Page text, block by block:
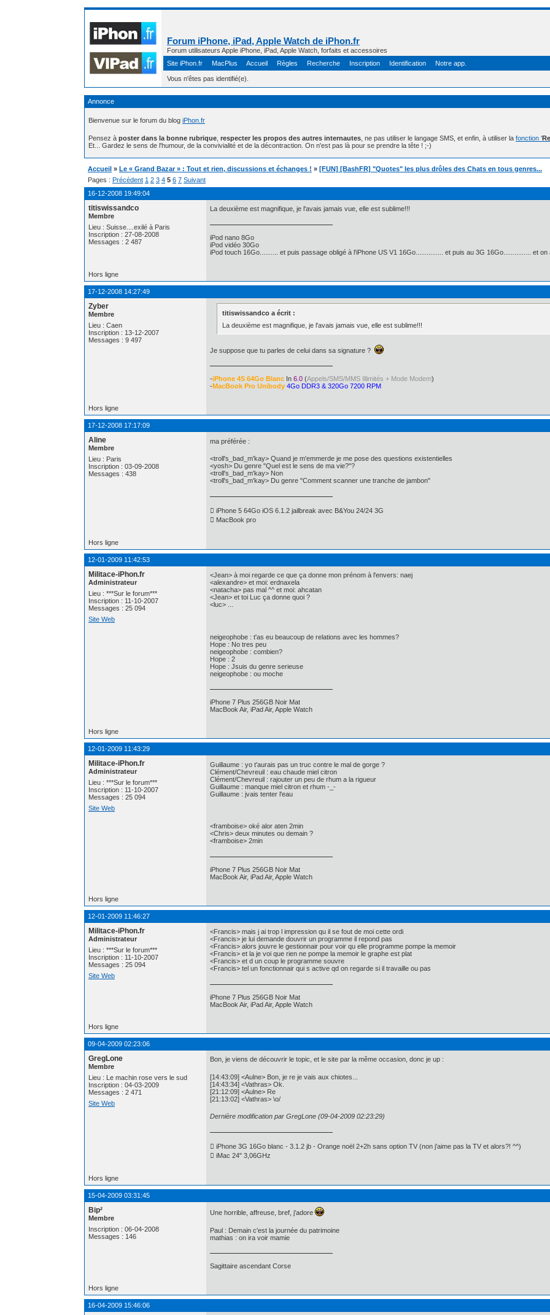
Forum iPhone, iPad, Apple Watch de iPhon.fr
Forum utilisateurs Apple iPhone, iPad, Apple Watch, forfaits et accessoires
Site iPhon.fr
MacPlus Accueil Règles Recherche Inscription Identification Notre app.
Vous n'êtes pas identifié(e).
Annonce
Bienvenue sur le forum du blog iPhon.fr
Pensez à poster dans la bonne rubrique respecter les propos des autres internautes , ne pas utiliser le langage SMS, et enfin, à utiliser la fonction '
Et... Gardez le sens de l'humour, de la convivialité et de la décontraction. On n'est pas là pour se prendre la tête ! ;-)
Accueil » Le « Grand Bazar » : Tout et rien, discussions et échanges ! » [FUN] [BashFR] "Quotes" les plus drôles des Chats en tous genres...
Pages : Précédent 1 2 3 4 5 6 7 Suivant
16-12-2008 19:49:04
titiswissandco
Membre
Lieu : Suisse....exilé à Paris
Inscription : 27-08-2008
Messages : 2 487
La deuxième est magnifique, je l'avais jamais vue, elle est sublime!!!
iPod nano 8Go
iPod vidéo 30Go
iPod touch 16Go.......... et puis passage obligé à l'iPhone US V1 16Go............... et puis au 3G 16Go............... et on
Hors ligne
17-12-2008 14:27:49
Zyber
Membre
Lieu : Caen
Inscription : 13-12-2007
Messages : 9 497
titiswissandco a écrit :
La deuxième est magnifique, je l'avais jamais vue, elle est sublime!!!
Je suppose que tu parles de celui dans sa signature ?
-iPhone 4S 64Go Blanc In 6.0 (Appels/SMS/MMS Illimités + Mode Modem)
-MacBook Pro Unibody 4Go DDR3 & 320Go 7200 RPM
Hors ligne
17-12-2008 17:17:09
Aline
Membre
Lieu : Paris
Inscription : 03-09-2008
Messages : 438
ma préférée :
<troll's_bad_m'kay> Quand je m'emmerde je me pose des questions existentielles
<yosh> Du genre "Quel est le sens de ma vie?"?
<troll's_bad_m'kay> Non
<troll's_bad_m'kay> Du genre "Comment scanner une tranche de jambon"
 iPhone 5 64Go iOS 6.1.2 jailbreak avec B&You 24/24 3G
 MacBook pro
Hors ligne
12-01-2009 11:42:53
Militace-iPhon.fr
Administrateur
Lieu : ***Sur le forum***
Inscription : 11-10-2007
Messages : 25 094
Site Web
<Jean> à moi regarde ce que ça donne mon prénom à l'envers: naej
<alexandre> et moi: erdnaxela
<natacha> pas mal ^^ et moi: ahcatan
<Jean> et toi Luc ça donne quoi ?
<luc> ...
neigeophobe : t'as eu beaucoup de relations avec les hommes?
Hope : No tres peu
neigeophobe : combien?
Hope : 2
Hope : Jsuis du genre serieuse
neigeophobe : ou moche
iPhone 7 Plus 256GB Noir Mat
MacBook Air, iPad Air, Apple Watch
Hors ligne
12-01-2009 11:43:29
Militace-iPhon.fr
Administrateur
Lieu : ***Sur le forum***
Inscription : 11-10-2007
Messages : 25 094
Site Web
Guillaume : yo t'aurais pas un truc contre le mal de gorge ?
Clément/Chevreuil : eau chaude miel citron
Clément/Chevreuil : rajouter un peu de rhum a la rigueur
Guillaume : manque miel citron et rhum -_-
Guillaume : jvais tenter l'eau
<framboise> oké alor aten 2min
<Chris> deux minutes ou demain ?
<framboise> 2min
iPhone 7 Plus 256GB Noir Mat
MacBook Air, iPad Air, Apple Watch
Hors ligne
12-01-2009 11:46:27
Militace-iPhon.fr
Administrateur
Lieu : ***Sur le forum***
Inscription : 11-10-2007
Messages : 25 094
Site Web
<Francis> mais j ai trop l impression qu il se fout de moi cette ordi
<Francis> je lui demande douvrir un programme il repond pas
<Francis> alors jouvre le gestionnair pour voir qu elle programme pompe la memoir
<Francis> et la je voi que rien ne pompe la memoir le graphe est plat
<Francis> et d un coup le programme souvre
<Francis> tel un fonctionnair qui s active qd on regarde si il travaille ou pas
iPhone 7 Plus 256GB Noir Mat
MacBook Air, iPad Air, Apple Watch
Hors ligne
09-04-2009 02:23:06
GregLone
Membre
Lieu : Le machin rose vers le sud
Inscription : 04-03-2009
Messages : 2 471
Site Web
Bon, je viens de découvrir le topic, et le site par la même occasion, donc je up :
[14:43:09] <Aulne> Bon, je re je vais aux chiotes...
[14:43:34] <Vathras> Ok.
[21:12:09] <Aulne> Re
[21:13:02] <Vathras> \o/
Dernière modification par GregLone (09-04-2009 02:23:29)
 iPhone 3G 16Go blanc - 3.1.2 jb - Orange noël 2+2h sans option TV (non j'aime pas la TV et alors?! ^^)
 iMac 24" 3,06GHz
Hors ligne
15-04-2009 03:31:45
Bip²
Membre
Inscription : 06-04-2008
Messages : 146
Une horrible, affreuse, bref, j'adore
Paul : Demain c'est la journée du patrimoine
mathias : on ira voir mamie
Sagittaire ascendant Corse
Hors ligne
16-04-2009 15:46:06